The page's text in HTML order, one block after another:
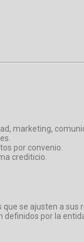
marketing,
por convenio.
crediticio.
se ajusten a sus
por la